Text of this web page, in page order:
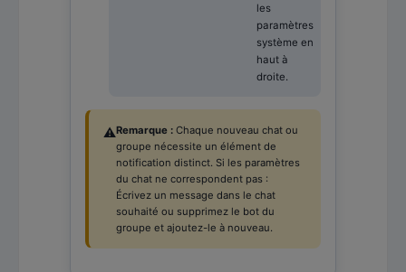
les
paramètres
système en
haut à
droite.
⚠️Remarque : Chaque nouveau chat ou
groupe nécessite un élément de
notification distinct. Si les paramètres
du chat ne correspondent pas :
Écrivez un message dans le chat
souhaité ou supprimez le bot du
groupe et ajoutez-le à nouveau.